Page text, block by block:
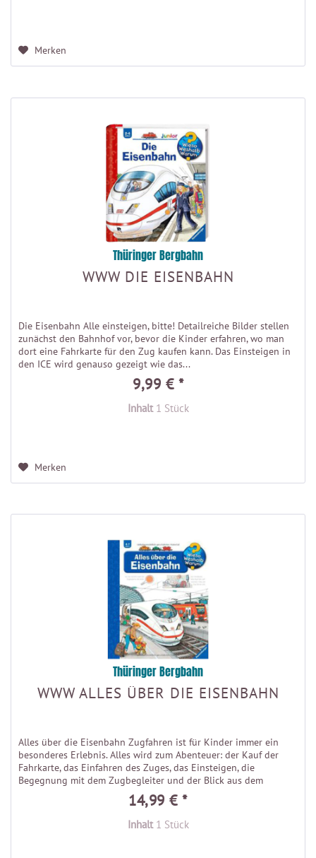
Merken
Thüringer Bergbahn
WWW DIE EISENBAHN
Die Eisenbahn Alle einsteigen, bitte! Detailreiche Bilder stellen
zunächst den Bahnhof vor, bevor die Kinder erfahren, wo man
dort eine Fahrkarte für den Zug kaufen kann. Das Einsteigen in
den ICE wird genauso gezeigt wie das...
9,99 € *
Inhalt 1 Stück
Merken
Thüringer Bergbahn
WWW ALLES ÜBER DIE EISENBAHN
Alles über die Eisenbahn Zugfahren ist für Kinder immer ein
besonderes Erlebnis. Alles wird zum Abenteuer: der Kauf der
Fahrkarte, das Einfahren des Zuges, das Einsteigen, die
Begegnung mit dem Zugbegleiter und der Blick aus dem
14,99 € *
Inhalt 1 Stück